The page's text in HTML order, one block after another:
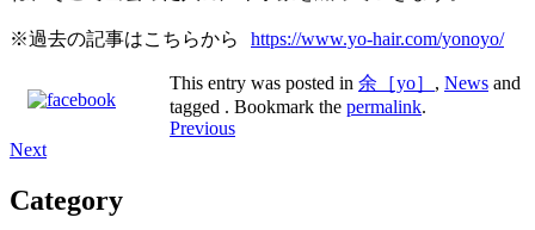
※過去の記事はこちらから https://www.yo-hair.com/yonoyo/
This entry was posted in 余［yo］ , News and
tagged . Bookmark the permalink.
navigation
Previous
Next
Category